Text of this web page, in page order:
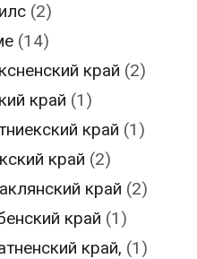
(2)
(14)
край (2)
край (1)
край (1)
край (2)
край (2)
край (1)
край, (1)